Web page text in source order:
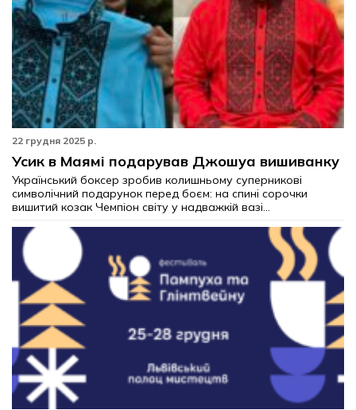
22 грудня 2025 р.
Усик в Маямі подарував Джошуа вишиванку
Український боксер зробив колишньому суперникові
символічний подарунок перед боєм: на спині сорочки
вишитий козак Чемпіон світу у надважкій вазі...